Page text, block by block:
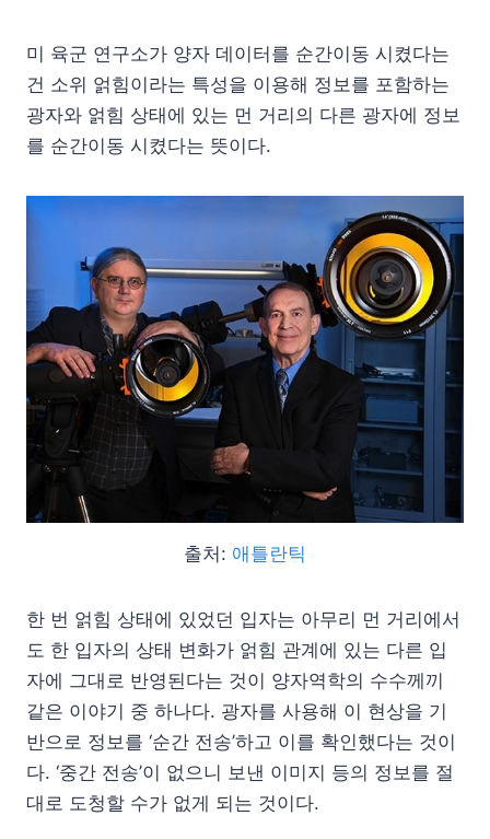
미 육군 연구소가 양자 데이터를 순간이동 시켰다는
건 소위 얽힘이라는 특성을 이용해 정보를 포함하는
광자와 얽힘 상태에 있는 먼 거리의 다른 광자에 정보
를 순간이동 시켰다는 뜻이다.
출처: 애틀란틱
한 번 얽힘 상태에 있었던 입자는 아무리 먼 거리에서
도 한 입자의 상태 변화가 얽힘 관계에 있는 다른 입
자에 그대로 반영된다는 것이 양자역학의 수수께끼
같은 이야기 중 하나다. 광자를 사용해 이 현상을 기
반으로 정보를 ‘순간 전송’하고 이를 확인했다는 것이
다. ‘중간 전송’이 없으니 보낸 이미지 등의 정보를 절
대로 도청할 수가 없게 되는 것이다.